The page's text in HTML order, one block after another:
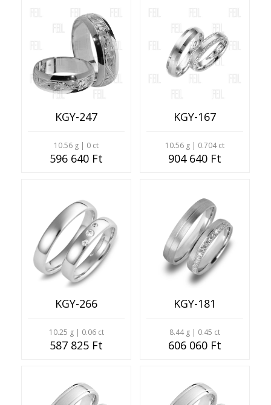
KGY-247
10.56 g | 0 ct
596 640 Ft
KGY-167
10.56 g | 0.704 ct
904 640 Ft
KGY-266
10.25 g | 0.06 ct
587 825 Ft
KGY-181
8.44 g | 0.45 ct
606 060 Ft